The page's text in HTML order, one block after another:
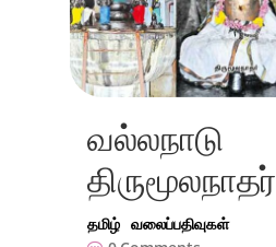
வல்லநாடு
திருமூலநாதர்
தமிழ் வலைப்பதிவுகள்